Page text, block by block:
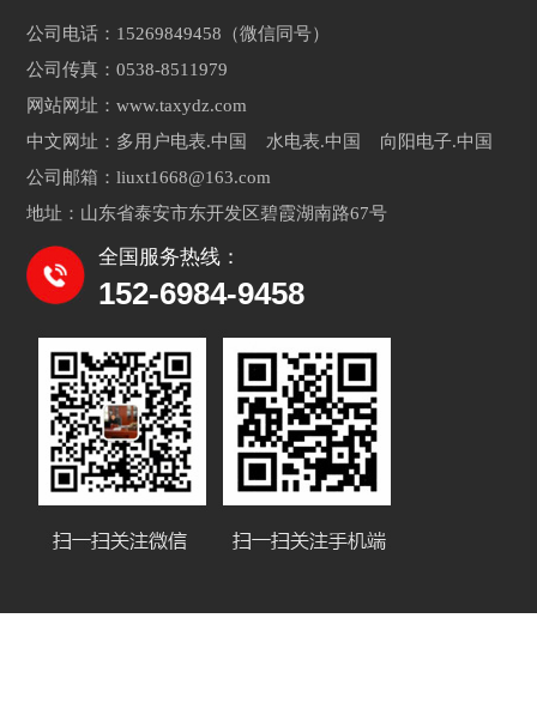
公司电话：15269849458（微信同号）
公司传真：0538-8511979
网站网址：www.taxydz.com
中文网址：多用户电表.中国 水电表.中国 向阳电子.中国
公司邮箱：liuxt1668@163.com
地址：山东省泰安市东开发区碧霞湖南路67号
全国服务热线：
152-6984-9458